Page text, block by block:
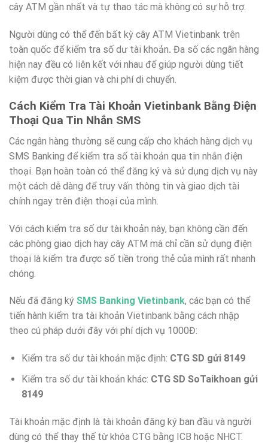
cây ATM gần nhất và tự thao tác mà không có sự hỗ trợ.
Người dùng có thể đến bất kỳ cây ATM Vietinbank trên
toàn quốc để kiểm tra số dư tài khoản. Đa số các ngân hàng
hiện nay đều có liên kết với nhau để giúp người dùng tiết
kiệm được thời gian và chi phí di chuyển.
Cách Kiểm Tra Tài Khoản Vietinbank Bằng Điện
Thoại Qua Tin Nhắn SMS
Các ngân hàng thường sẽ cung cấp cho khách hàng dịch vụ
SMS Banking để kiểm tra số tài khoản qua tin nhắn điện
thoại. Bạn hoàn toàn có thể đăng ký và sử dụng dịch vụ này
một cách dễ dàng để truy vấn thông tin và giao dịch tài
chính ngay trên điện thoại của mình.
Với cách kiểm tra số dư tài khoản này, bạn không cần đến
các phòng giao dịch hay cây ATM mà chỉ cần sử dụng điện
thoại là kiểm tra được số tiền trong thẻ của mình rất nhanh
chóng.
Nếu đã đăng ký SMS Banking Vietinbank, các bạn có thể
tiến hành kiểm tra tài khoản Vietinbank bằng cách nhập
theo cú pháp dưới đây với phí dịch vụ 1000Đ:
Kiểm tra số dư tài khoản mặc định: CTG SD gửi 8149
Kiểm tra số dư tài khoản khác: CTG SD SoTaikhoan gửi
8149
Tài khoản mặc định là tài khoản đăng ký ban đầu và người
dùng có thể thay thế từ khóa CTG bằng ICB hoặc NHCT.